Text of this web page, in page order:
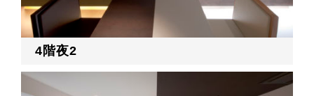
4階夜2